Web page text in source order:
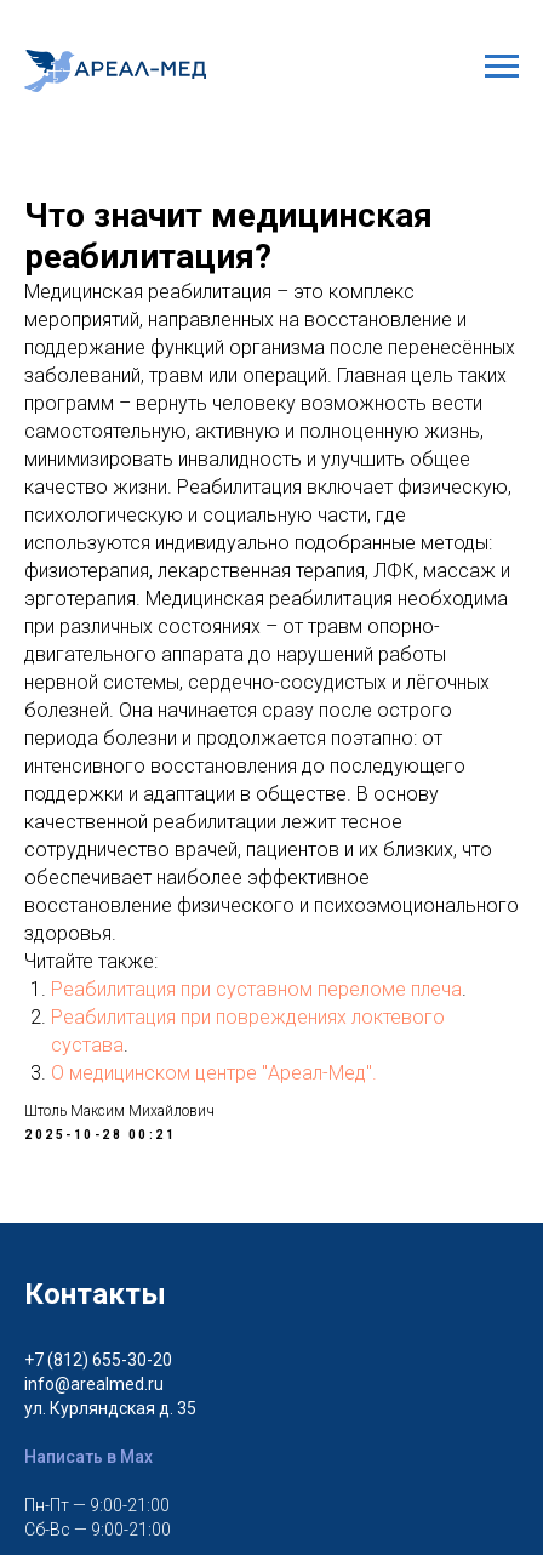
Что значит медицинская
реабилитация?
Медицинская реабилитация – это комплекс
мероприятий, направленных на восстановление и
поддержание функций организма после перенесённых
заболеваний, травм или операций. Главная цель таких
программ – вернуть человеку возможность вести
самостоятельную, активную и полноценную жизнь,
минимизировать инвалидность и улучшить общее
качество жизни. Реабилитация включает физическую,
психологическую и социальную части, где
используются индивидуально подобранные методы:
физиотерапия, лекарственная терапия, ЛФК, массаж и
эрготерапия.​ Медицинская реабилитация необходима
при различных состояниях – от травм опорно-
двигательного аппарата до нарушений работы
нервной системы, сердечно-сосудистых и лёгочных
болезней. Она начинается сразу после острого
периода болезни и продолжается поэтапно: от
интенсивного восстановления до последующего
поддержки и адаптации в обществе.​ В основу
качественной реабилитации лежит тесное
сотрудничество врачей, пациентов и их близких, что
обеспечивает наиболее эффективное
восстановление физического и психоэмоционального
здоровья.
Читайте также:
Реабилитация при суставном переломе плеча.
Реабилитация при повреждениях локтевого
сустава.
О медицинском центре "Ареал-Мед".
Штоль Максим Михайлович
2025-10-28 00:21
Контакты
+7 (812) 655-30-20
info@arealmed.ru
ул. Курляндская д. 35
Написать в Max
Пн-Пт — 9:00-21:00
Сб-Вс — 9:00-21:00